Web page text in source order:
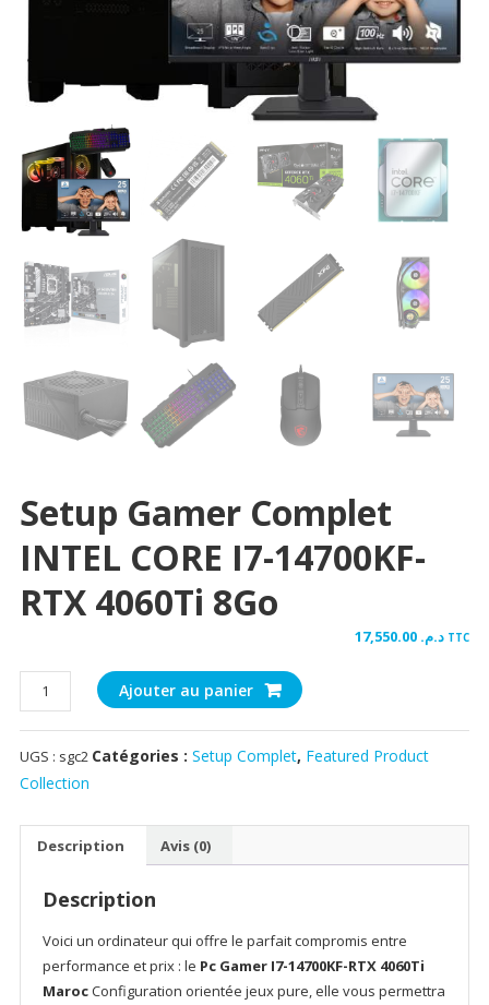
Setup Gamer Complet
INTEL CORE I7-14700KF-
RTX 4060Ti 8Go
د.م. TTC
quantité
de
Setup
Gamer
Complet
CORE
4060Ti
Ajouter au panier
UGS : sgc2 Catégories : Setup Complet, Featured Product
Collection
Description Avis (0)
Description
Voici un ordinateur qui offre le parfait compromis entre
performance et prix : le Pc Gamer I7-14700KF-RTX 4060Ti
MarocConfiguration orientée jeux pure, elle vous permettra